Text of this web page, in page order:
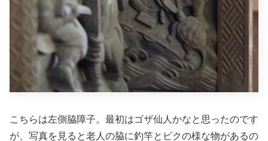
こちらは左側脇障子。最初はゴザ仙人かなと思ったのです
が、写真を見ると老人の脇に釣竿とビクの様な物があるの